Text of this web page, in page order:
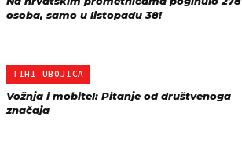
osoba, samo u listopadu 38!
TIHI UBOJICA
Vožnja i mobitel: Pitanje od društvenoga
značaja